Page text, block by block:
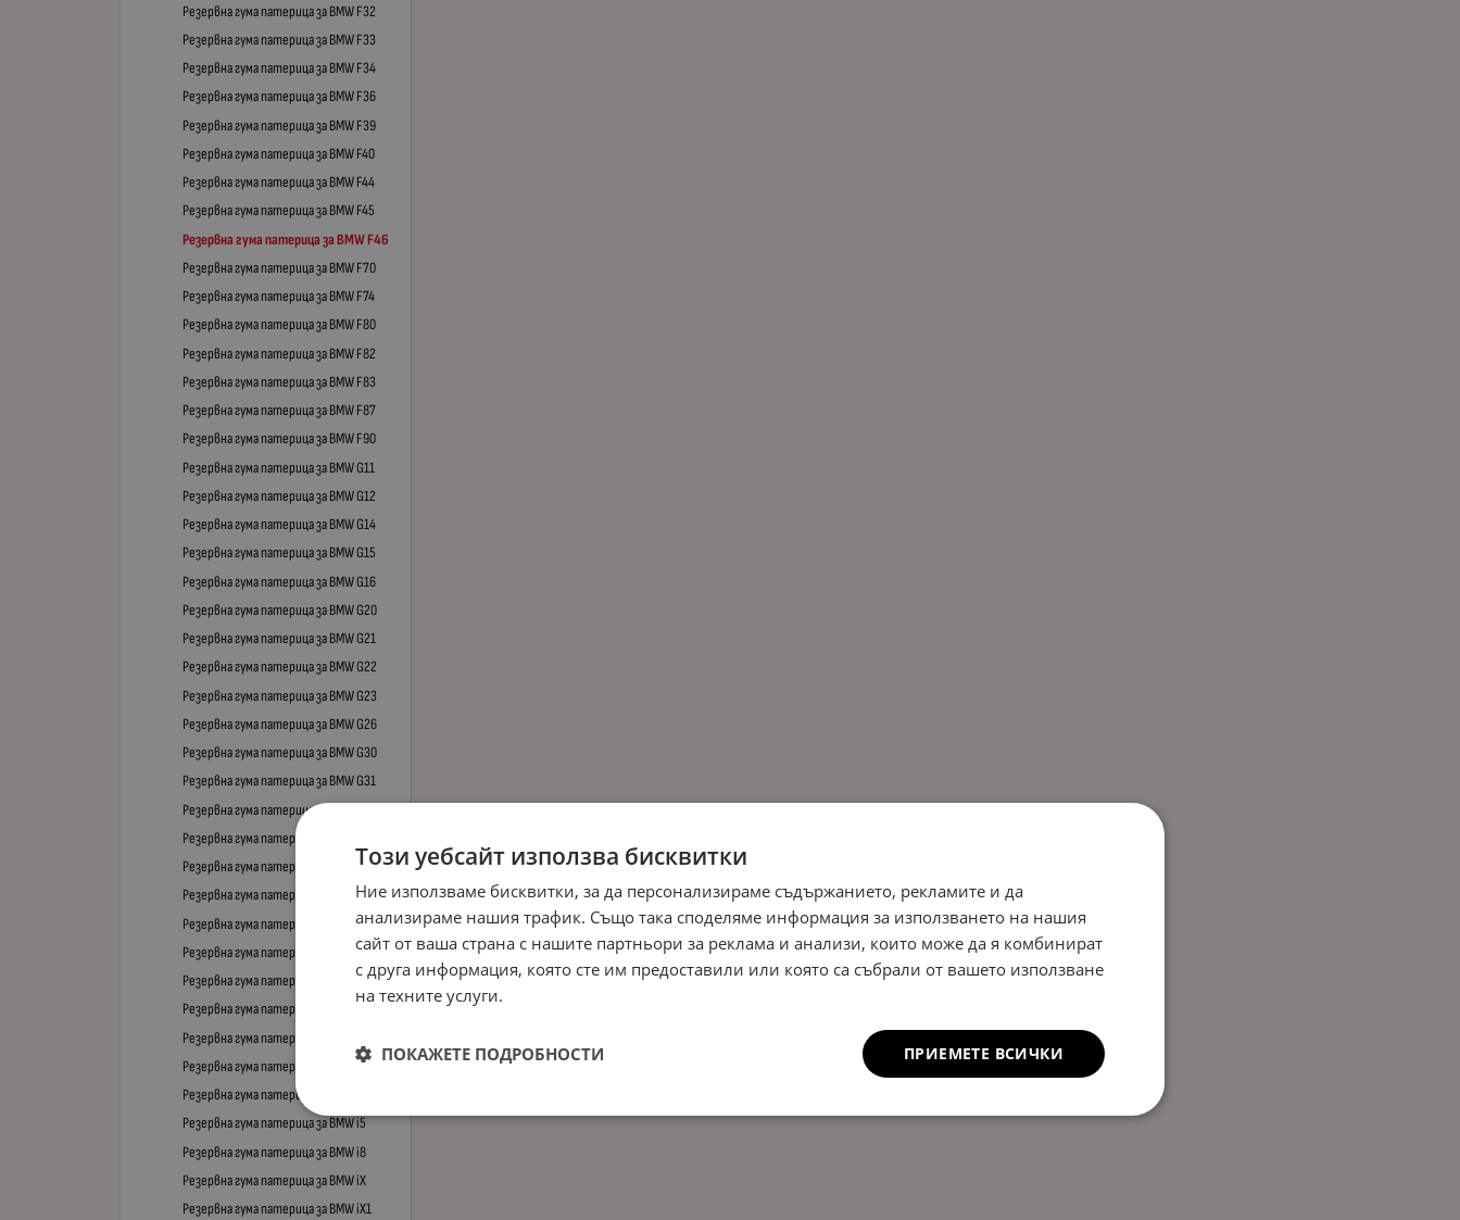
Резервна гума патерица за BMW F32
Резервна гума патерица за BMW F33
Резервна гума патерица за BMW F34
Резервна гума патерица за BMW F36
Резервна гума патерица за BMW F39
Резервна гума патерица за BMW F40
Резервна гума патерица за BMW F44
Резервна гума патерица за BMW F45
Резервна гума патерица за BMW F46
Резервна гума патерица за BMW F70
Резервна гума патерица за BMW F74
Резервна гума патерица за BMW F80
Резервна гума патерица за BMW F82
Резервна гума патерица за BMW F83
Резервна гума патерица за BMW F87
Резервна гума патерица за BMW F90
Резервна гума патерица за BMW G11
Резервна гума патерица за BMW G12
Резервна гума патерица за BMW G14
Резервна гума патерица за BMW G15
Резервна гума патерица за BMW G16
Резервна гума патерица за BMW G20
Резервна гума патерица за BMW G21
Резервна гума патерица за BMW G22
Резервна гума патерица за BMW G23
Резервна гума патерица за BMW G26
Резервна гума патерица за BMW G30
Резервна гума патерица за BMW G31
Резервна гума патерица за BMW G32
Резервна гума патерица за BMW G42
Резервна гума патерица за BMW G60
Резервна гума патерица за BMW G70
Резервна гума патерица за BMW G80
Резервна гума патерица за BMW G82
Резервна гума патерица за BMW G83
Резервна гума патерица за BMW G87
Резервна гума патерица за BMW GT5
Резервна гума патерица за BMW i3
Резервна гума патерица за BMW i4
Резервна гума патерица за BMW i5
Резервна гума патерица за BMW i8
Резервна гума патерица за BMW iX
Резервна гума патерица за BMW iX1
Този уебсайт използва бисквитки
Ние използваме бисквитки, за да персонализираме съдържанието, рекламите и да
анализираме нашия трафик. Също така споделяме информация за използването на нашия
сайт от ваша страна с нашите партньори за реклама и анализи, които може да я комбинират
с друга информация, която сте им предоставили или която са събрали от вашето използване
на техните услуги.
ПРИЕМЕТЕ ВСИЧКИ
ПОКАЖЕТЕ ПОДРОБНОСТИ